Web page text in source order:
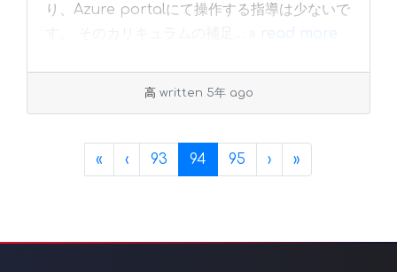
り、Azure portalにて操作する指導は少ないで
read more
高 written 5年 ago
Page navigation
« ‹ Page
93 Current Page
94 Page
95 › »